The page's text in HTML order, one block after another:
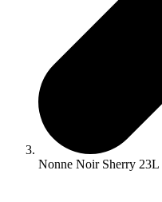
Nonne Noir Sherry 23L